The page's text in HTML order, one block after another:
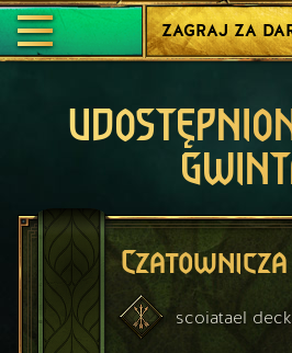
ZAGRAJ ZA
scoiatael deck